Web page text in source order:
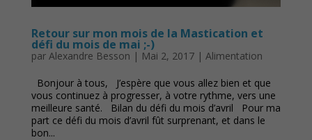
Retour sur mon mois de la Mastication et
défi du mois de mai ;-)
par Alexandre Besson | Mai 2, 2017| Alimentation
Bonjour à tous, J’espère que vous allez bien et que
vous continuez à progresser, à votre rythme, vers une
meilleure santé. Bilan du défi du mois d’avril Pour ma
part ce défi du mois d’avril fût surprenant, et dans le
bon...